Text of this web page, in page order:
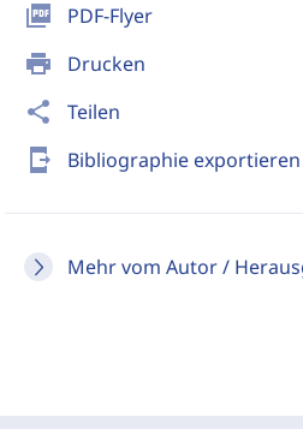
picture_as_pdf PDF-Flyer
print Drucken
share Teilen
send_to_mobile Bibliographie exportieren
Mehr vom Autor /